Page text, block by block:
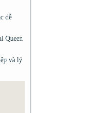
dễ
Queen
và lý